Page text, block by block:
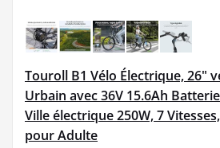
Touroll B1 Vélo Électrique, 26"
Urbain avec 36V 15.6Ah
Ville électrique 250W, 7
pour Adulte